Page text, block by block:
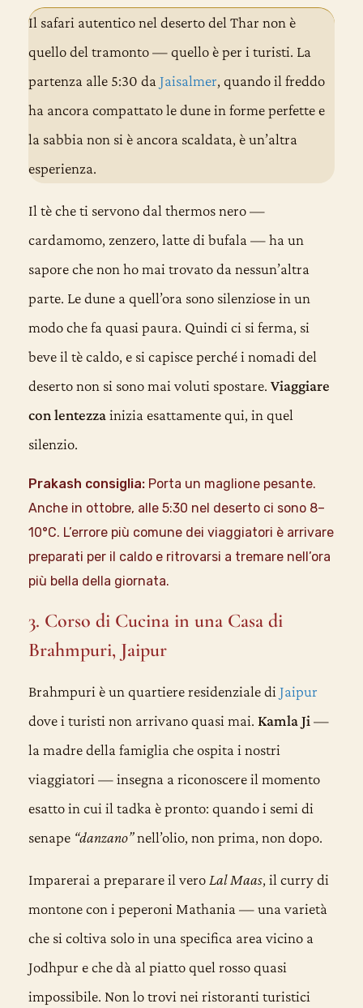
Il safari autentico nel deserto del Thar non è
quello del tramonto — quello è per i turisti. La
partenza alle 5:30 da Jaisalmer, quando il freddo
ha ancora compattato le dune in forme perfette e
la sabbia non si è ancora scaldata, è un’altra
esperienza.
Il tè che ti servono dal thermos nero —
cardamomo, zenzero, latte di bufala — ha un
sapore che non ho mai trovato da nessun’altra
parte. Le dune a quell’ora sono silenziose in un
modo che fa quasi paura. Quindi ci si ferma, si
beve il tè caldo, e si capisce perché i nomadi del
deserto non si sono mai voluti spostare. Viaggiare
con lentezzainizia esattamente qui, in quel
silenzio.
Prakash consiglia: Porta un maglione pesante.
Anche in ottobre, alle 5:30 nel deserto ci sono 8–
10°C. L’errore più comune dei viaggiatori è arrivare
preparati per il caldo e ritrovarsi a tremare nell’ora
più bella della giornata.
3. Corso di Cucina in una Casa di
Brahmpuri, Jaipur
Brahmpuri è un quartiere residenziale di Jaipur
dove i turisti non arrivano quasi mai. Kamla Ji —
la madre della famiglia che ospita i nostri
viaggiatori — insegna a riconoscere il momento
esatto in cui il tadka è pronto: quando i semi di
senape “danzano”nell’olio, non prima, non dopo.
Imparerai a preparare il vero Lal Maas, il curry di
montone con i peperoni Mathania — una varietà
che si coltiva solo in una specifica area vicino a
Jodhpur e che dà al piatto quel rosso quasi
impossibile. Non lo trovi nei ristoranti turistici